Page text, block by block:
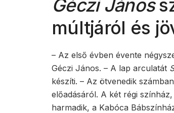
Géczi János
múltjáról és
– Az első évben évente
Géczi János. – A lap arculatát
készíti. – Az ötvenedik
előadásáról. A két régi
harmadik, a Kabóca